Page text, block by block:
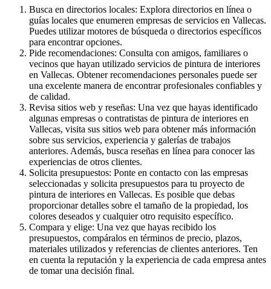
Busca en directorios locales: Explora directorios en línea o
guías locales que enumeren empresas de servicios en Vallecas.
Puedes utilizar motores de búsqueda o directorios específicos
para encontrar opciones.
Pide recomendaciones: Consulta con amigos, familiares o
vecinos que hayan utilizado servicios de pintura de interiores
en Vallecas. Obtener recomendaciones personales puede ser
una excelente manera de encontrar profesionales confiables y
de calidad.
Revisa sitios web y reseñas: Una vez que hayas identificado
algunas empresas o contratistas de pintura de interiores en
Vallecas, visita sus sitios web para obtener más información
sobre sus servicios, experiencia y galerías de trabajos
anteriores. Además, busca reseñas en línea para conocer las
experiencias de otros clientes.
Solicita presupuestos: Ponte en contacto con las empresas
seleccionadas y solicita presupuestos para tu proyecto de
pintura de interiores en Vallecas. Es posible que debas
proporcionar detalles sobre el tamaño de la propiedad, los
colores deseados y cualquier otro requisito específico.
Compara y elige: Una vez que hayas recibido los
presupuestos, compáralos en términos de precio, plazos,
materiales utilizados y referencias de clientes anteriores. Ten
en cuenta la reputación y la experiencia de cada empresa antes
de tomar una decisión final.